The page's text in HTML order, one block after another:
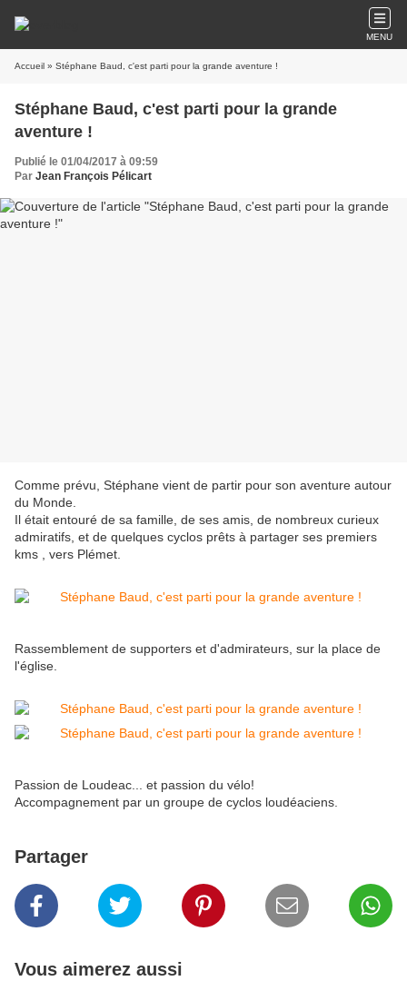
MENU
Accueil » Stéphane Baud, c'est parti pour la grande aventure !
Stéphane Baud, c'est parti pour la grande
aventure !
Publié le 01/04/2017 à 09:59
Par Jean François Pélicart
Comme prévu, Stéphane vient de partir pour son aventure autour
du Monde.
Il était entouré de sa famille, de ses amis, de nombreux curieux
admiratifs, et de quelques cyclos prêts à partager ses premiers
kms , vers Plémet.
Rassemblement de supporters et d'admirateurs, sur la place de
l'église.
Passion de Loudeac... et passion du vélo!
Accompagnement par un groupe de cyclos loudéaciens.
Partager
Vous aimerez aussi